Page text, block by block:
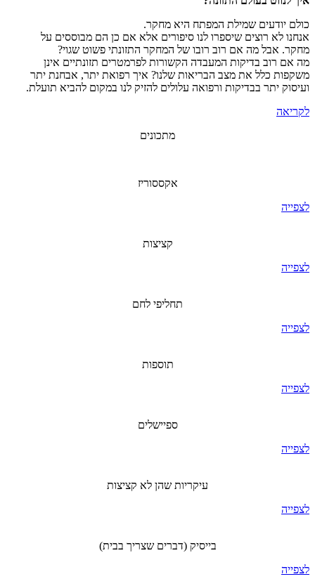
כולם יודעים שמילת המפתח היא מחקר.
אנחנו לא רוצים שיספרו לנו סיפורים אלא אם כן הם מבוססים על
מחקר. אבל מה אם רוב רובו של המחקר התזונתי פשוט שגוי?
מה אם רוב בדיקות המעבדה הקשורות לפרמטרים תזונתיים אינן
משקפות כלל את מצב הבריאות שלנו? איך רפואת יתר, אבחנת יתר
ועיסוק יתר בבדיקות ורפואה עלולים להזיק לנו במקום להביא תועלת.
לקריאה
מתכונים
אקססוריז
לצפייה
קציצות
לצפייה
תחליפי לחם
לצפייה
תוספות
לצפייה
ספיישלים
לצפייה
עיקריות שהן לא קציצות
לצפייה
בייסיק (דברים שצריך בבית)
לצפייה